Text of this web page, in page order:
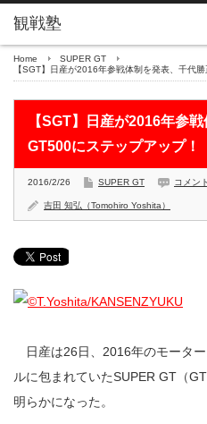
Home
SUPER GT
【SGT】日産が2016年参戦体制を発表、千代
【SGT】日産が2016年参
GT500にステップアップ！
2016/2/26 SUPER GT コメン
吉田 知弘（Tomohiro Yoshita）
日産は26日、2016年のモータ
ルに包まれていたSUPER GT（
明らかになった。